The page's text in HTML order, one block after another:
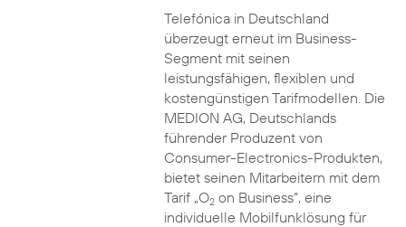
Telefónica in Deutschland
überzeugt erneut im Business-
Segment mit seinen
leistungsfähigen, flexiblen und
kostengünstigen Tarifmodellen. Die
MEDION AG, Deutschlands
führender Produzent von
Consumer-Electronics-Produkten,
bietet seinen Mitarbeitern mit dem
Tarif „O2on Business“, eine
individuelle Mobilfunklösung für